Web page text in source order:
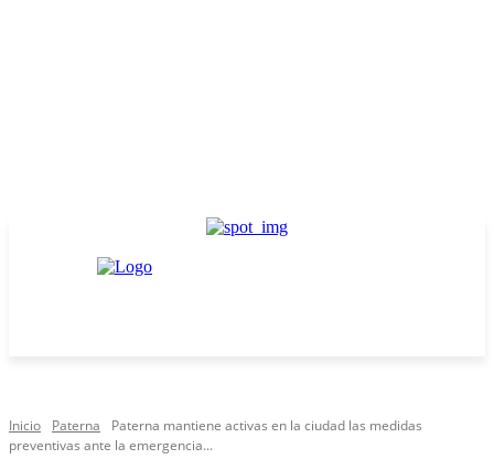
Inicio Paterna
Paterna mantiene activas en la ciudad las medidas
preventivas ante la emergencia...